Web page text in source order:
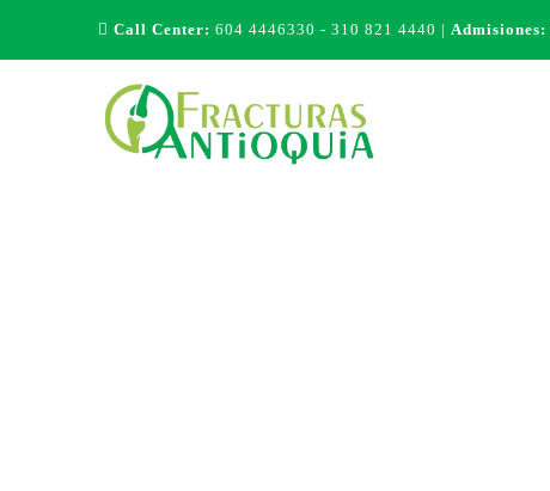
Call Center: 604 4446330 - 310 821 4440 | Admisiones: